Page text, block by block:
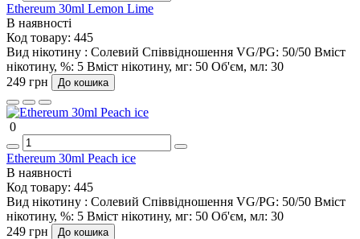
Ethereum 30ml Lemon Lime
В наявності
Код товару: 445
Вид нікотину : Солевий Співвідношення VG/PG: 50/50 Вміст
нікотину, %: 5 Вміст нікотину, мг: 50 Об'єм, мл: 30
249 грн
До кошика
0
Ethereum 30ml Peach ice
В наявності
Код товару: 445
Вид нікотину : Солевий Співвідношення VG/PG: 50/50 Вміст
нікотину, %: 5 Вміст нікотину, мг: 50 Об'єм, мл: 30
249 грн
До кошика